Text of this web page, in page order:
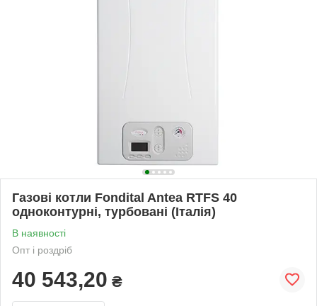
Газові котли Fondital Antea RTFS 40
одноконтурні, турбовані (Італія)
В наявності
Опт і роздріб
40 543,20 ₴